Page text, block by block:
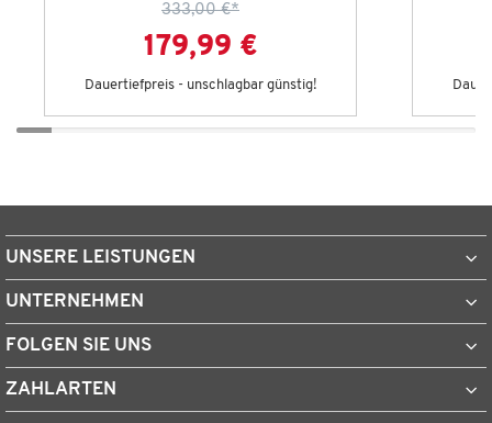
333,00 €*
179,99 €
Dauertiefpreis - unschlagbar günstig!
UNSERE LEISTUNGEN
UNTERNEHMEN
FOLGEN SIE UNS
ZAHLARTEN